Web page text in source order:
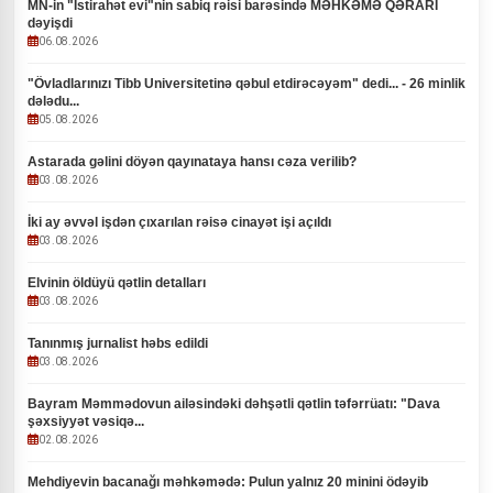
MN-in "İstirahət evi"nin sabiq rəisi barəsində MƏHKƏMƏ QƏRARI
dəyişdi
06.08.2026
"Övladlarınızı Tibb Universitetinə qəbul etdirəcəyəm" dedi... - 26 minlik
dələdu...
05.08.2026
Astarada gəlini döyən qayınataya hansı cəza verilib?
03.08.2026
İki ay əvvəl işdən çıxarılan rəisə cinayət işi açıldı
03.08.2026
Elvinin öldüyü qətlin detalları
03.08.2026
Tanınmış jurnalist həbs edildi
03.08.2026
Bayram Məmmədovun ailəsindəki dəhşətli qətlin təfərrüatı: "Dava
şəxsiyyət vəsiqə...
02.08.2026
Mehdiyevin bacanağı məhkəmədə: Pulun yalnız 20 minini ödəyib